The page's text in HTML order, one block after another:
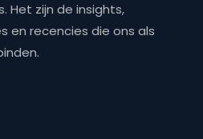
Het zijn de insights,
en recencies die ons als